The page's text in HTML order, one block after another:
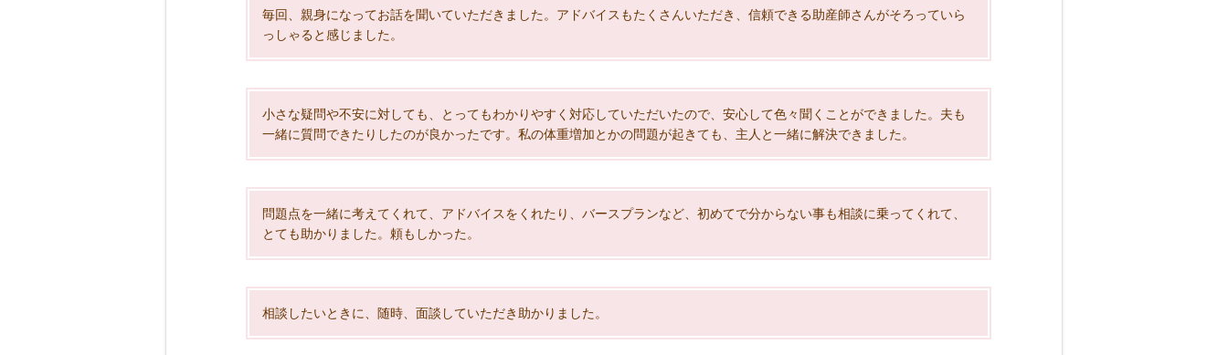
毎回、親身になってお話を聞いていただきました。アドバイスもたくさんいただき、信頼できる助産師さんがそろっていら
っしゃると感じました。
小さな疑問や不安に対しても、とってもわかりやすく対応していただいたので、安心して色々聞くことができました。夫も
一緒に質問できたりしたのが良かったです。私の体重増加とかの問題が起きても、主人と一緒に解決できました。
問題点を一緒に考えてくれて、アドバイスをくれたり、バースプランなど、初めてで分からない事も相談に乗ってくれて、
とても助かりました。頼もしかった。
相談したいときに、随時、面談していただき助かりました。